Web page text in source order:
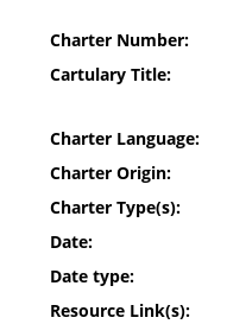
Charter Number:
Cartulary Title:
Charter Language:
Charter Origin:
Charter Type(s):
Date:
Date type:
Resource Link(s):